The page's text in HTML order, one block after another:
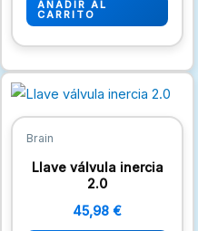
AÑADIR AL
CARRITO
Brain
Llave válvula inercia
2.0
45,98 €